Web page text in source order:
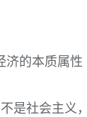
济的本质属性
是社会主义